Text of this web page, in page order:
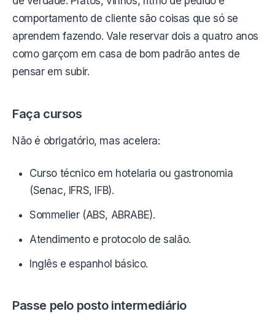
comportamento de cliente são coisas que só se
aprendem fazendo. Vale reservar dois a quatro anos
como garçom em casa de bom padrão antes de
pensar em subir.
Faça cursos
Não é obrigatório, mas acelera:
Curso técnico em hotelaria ou gastronomia
(Senac, IFRS, IFB).
Sommelier (ABS, ABRABE).
Atendimento e protocolo de salão.
Inglês e espanhol básico.
Passe pelo posto intermediário